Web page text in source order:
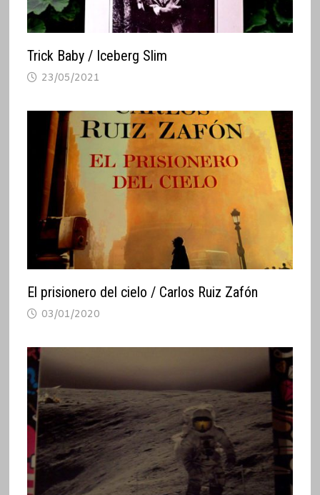
Trick Baby / Iceberg Slim
23/05/2021
El prisionero del cielo / Carlos Ruiz Zafón
03/01/2020